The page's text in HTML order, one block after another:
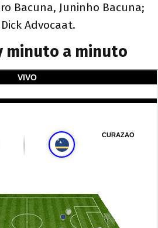
Bacuna, Juninho Bacuna;
Advocaat.
minuto a minuto